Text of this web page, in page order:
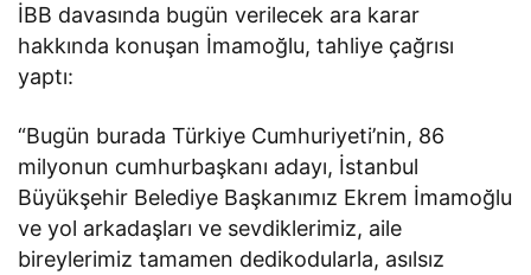
İBB davasında bugün verilecek ara karar
hakkında konuşan İmamoğlu, tahliye çağrısı
yaptı:
“Bugün burada Türkiye Cumhuriyeti’nin, 86
milyonun cumhurbaşkanı adayı, İstanbul
Büyükşehir Belediye Başkanımız Ekrem İmamoğlu
ve yol arkadaşları ve sevdiklerimiz, aile
bireylerimiz tamamen dedikodularla, asılsız